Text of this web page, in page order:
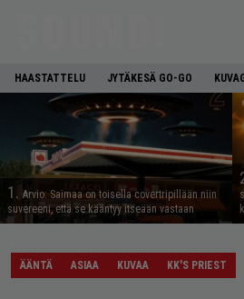
HAASTATTELU JYTÄKESÄ GO-GO
1. Arvio: Saimaa on toisella covertripillään niin
suvereeni, että se kääntyy itseään vastaan
ÄÄNTÄ ASIAA KUVAA KK'S PRIEST